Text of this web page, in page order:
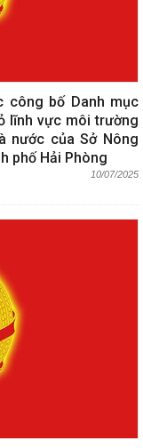
công bố Danh mục
lĩnh vực môi trường
nước của Sở Nông
phố Hải Phòng
10/07/2025